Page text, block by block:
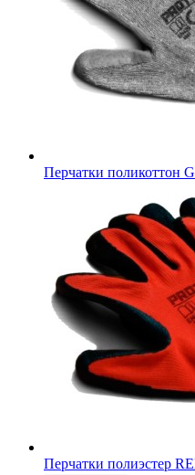
Перчатки поликоттон
Перчатки полиэстер